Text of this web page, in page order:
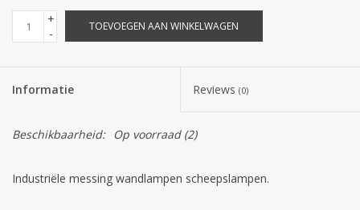
+
-
TOEVOEGEN AAN WINKELWAGEN
Informatie Reviews (0)
Beschikbaarheid: Op voorraad(2)
Industriële messing wandlampen scheepslampen.